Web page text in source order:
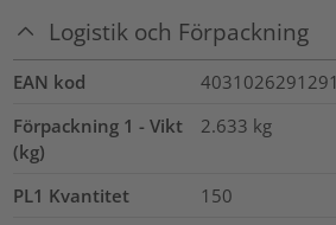
Logistik och Förpackning
EAN kod
4031026291291
Förpackning 1 - Vikt
(kg)
2.633 kg
PL1 Kvantitet
150